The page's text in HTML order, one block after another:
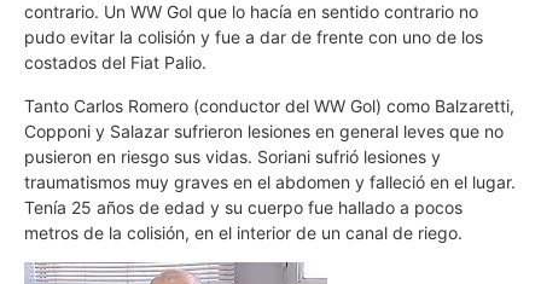
contrario. Un WW Gol que lo hacía en sentido contrario no
pudo evitar la colisión y fue a dar de frente con uno de los
costados del Fiat Palio.
Tanto Carlos Romero (conductor del WW Gol) como Balzaretti,
Copponi y Salazar sufrieron lesiones en general leves que no
pusieron en riesgo sus vidas. Soriani sufrió lesiones y
traumatismos muy graves en el abdomen y falleció en el lugar.
Tenía 25 años de edad y su cuerpo fue hallado a pocos
metros de la colisión, en el interior de un canal de riego.